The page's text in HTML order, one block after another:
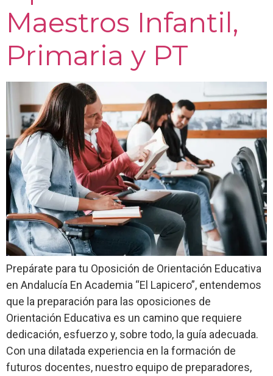
Maestros Infantil,
Primaria y PT
Prepárate para tu Oposición de Orientación Educativa
en Andalucía En Academia “El Lapicero”, entendemos
que la preparación para las oposiciones de
Orientación Educativa es un camino que requiere
dedicación, esfuerzo y, sobre todo, la guía adecuada.
Con una dilatada experiencia en la formación de
futuros docentes, nuestro equipo de preparadores,